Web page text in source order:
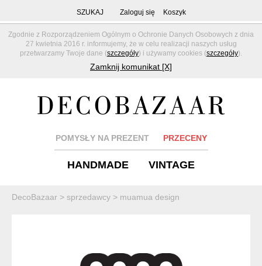
Zgodnie z Rozporządzeniem Ogólnym o Ochronie Danych Osobowych z dnia
27 kwietnia 2016 r. informujemy, że w celu realizacji naszych usług
przetwarzamy Twoje dane (szczegóły) i używamy cookies (szczegóły).
Zamknij komunikat [X]
SZUKAJ Zaloguj się Koszyk
POMYSŁY NA PREZENT PRZECENY
HANDMADE VINTAGE
DecoBazaar > sprzedawcy > muamua design